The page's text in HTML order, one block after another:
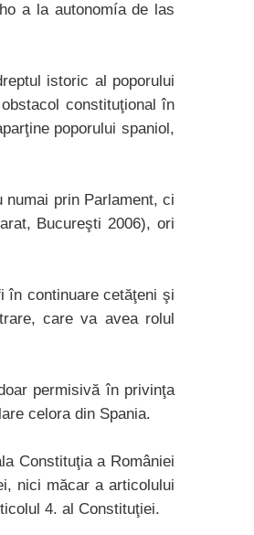
a la autonomía de las
istoric al poporului
constituţional în
poporului spaniol,
prin Parlament, ci
Bucureşti 2006), ori
în continuare cetăţeni şi
care va avea rolul
permisivă în privinţa
celora din Spania.
Constituţia a României
nici măcar a articolului
4. al Constituţiei.